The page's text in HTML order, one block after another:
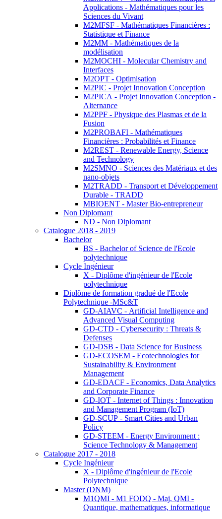
Applications - Mathématiques pour les
Sciences du Vivant
M2MFSF - Mathématiques Financières :
Statistique et Finance
M2MM - Mathématiques de la
modélisation
M2MOCHI - Molecular Chemistry and
Interfaces
M2OPT - Optimisation
M2PIC - Projet Innovation Conception
M2PICA - Projet Innovation Conception -
Alternance
M2PPF - Physique des Plasmas et de la
Fusion
M2PROBAFI - Mathématiques
Financières : Probabilités et Finance
M2REST - Renewable Energy, Science
and Technology
M2SMNO - Sciences des Matériaux et des
nano-objets
M2TRADD - Transport et Développement
Durable - TRADD
MBIOENT - Master Bio-entrepreneur
Non Diplomant
ND - Non Diplomant
Catalogue 2018 - 2019
Bachelor
BS - Bachelor of Science de l'Ecole
polytechnique
Cycle Ingénieur
X - Diplôme d'ingénieur de l'Ecole
polytechnique
Diplôme de formation gradué de l'Ecole
Polytechnique -MSc&T
GD-AIAVC - Artificial Intelligence and
Advanced Visual Computing
GD-CTD - Cybersecurity : Threats &
Defenses
GD-DSB - Data Science for Business
GD-ECOSEM - Ecotechnologies for
Sustainability & Environment
Management
GD-EDACF - Economics, Data Analytics
and Corporate Finance
GD-IOT - Internet of Things : Innovation
and Management Program (IoT)
GD-SCUP - Smart Cities and Urban
Policy
GD-STEEM - Energy Environment :
Science Technology & Management
Catalogue 2017 - 2018
Cycle Ingénieur
X - Diplôme d'ingénieur de l'Ecole
Polytechnique
Master (DNM)
M1QMI - M1 FODQ - Maj. QMI -
Quantique, mathematiques, informatique